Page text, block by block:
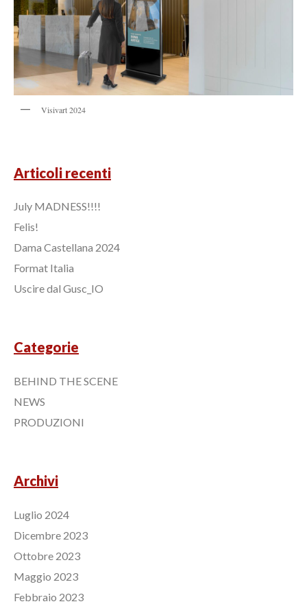
Visivart 2024
Articoli recenti
July MADNESS!!!!
Felis!
Dama Castellana 2024
Format Italia
Uscire dal Gusc_IO
Categorie
BEHIND THE SCENE
NEWS
PRODUZIONI
Archivi
Luglio 2024
Dicembre 2023
Ottobre 2023
Maggio 2023
Febbraio 2023